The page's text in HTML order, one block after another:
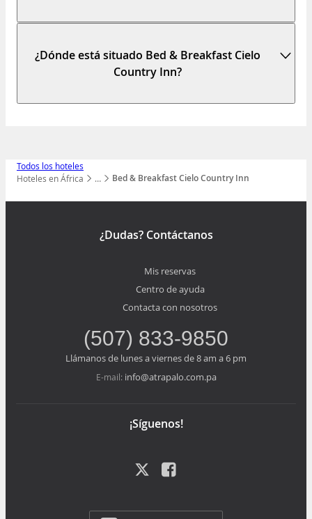
Todos los hoteles
…
Mostrar todos los niveles
Hoteles en África Bed & Breakfast Cielo Country Inn
¿Dónde está situado Bed & Breakfast Cielo
Country Inn?
¿Dudas? Contáctanos
Mis reservas
Centro de ayuda
Contacta con nosotros
(507) 833-9850
Llámanos de lunes a viernes de 8 am a 6 pm
E-mail: info@atrapalo.com.pa
¡Síguenos!